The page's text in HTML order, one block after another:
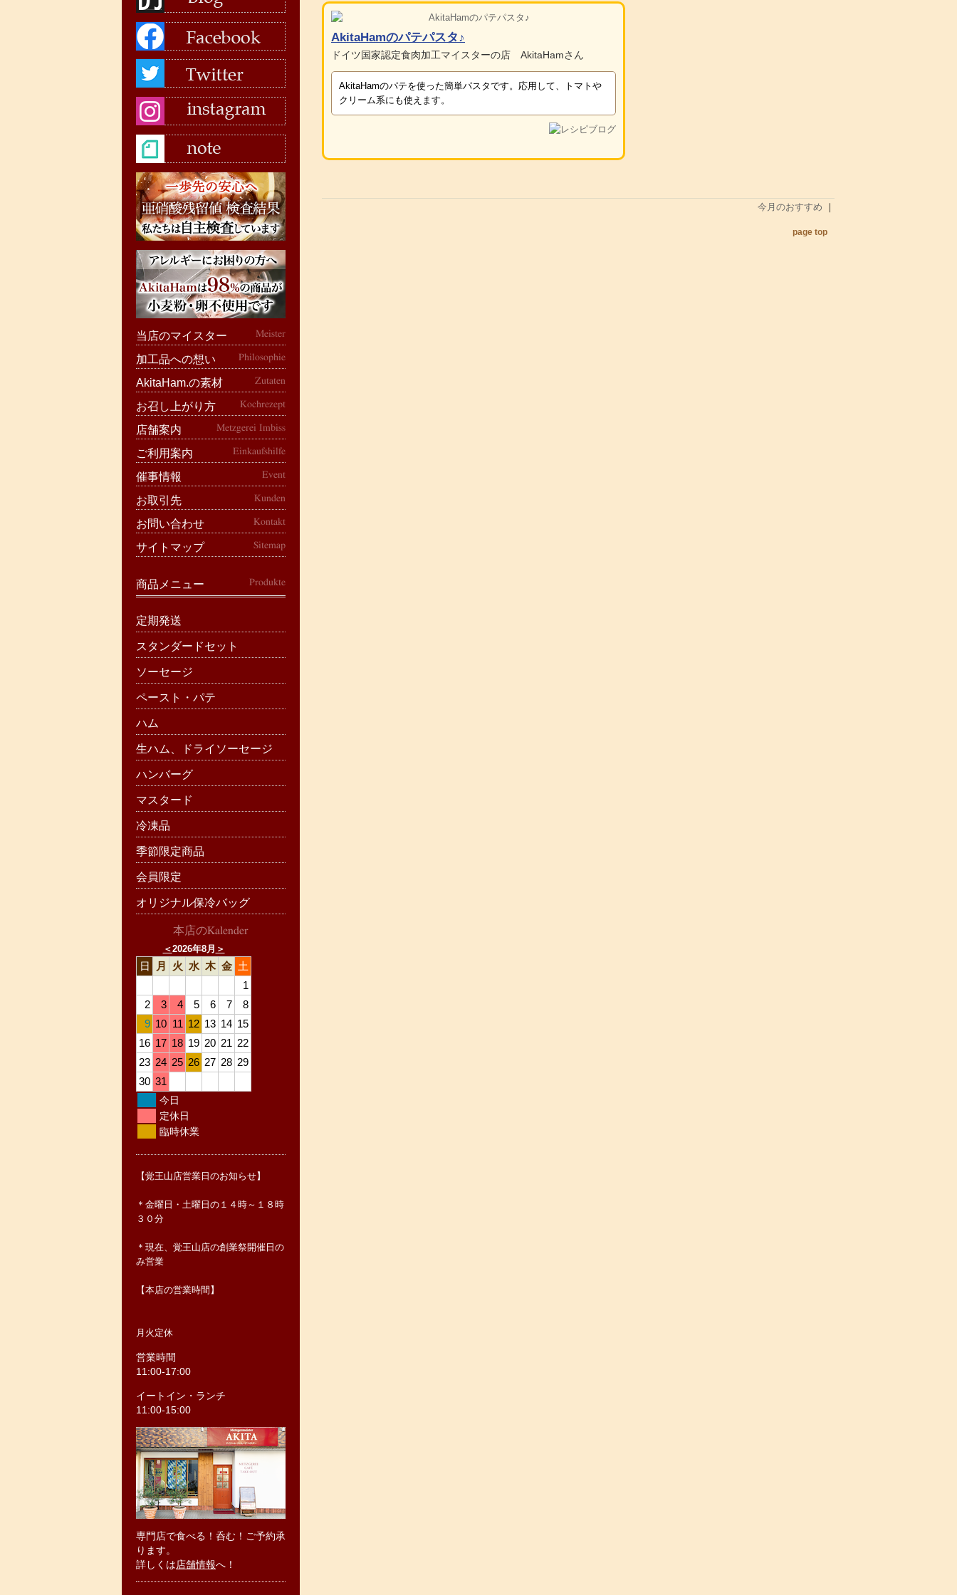
当店のマイスター Meister
加工品への想い Philosophie
AkitaHam.の素材 Zutaten
お召し上がり方 Kochrezept
店舗案内 Metzgerei Imbiss
ご利用案内 Einkaufshilfe
催事情報 Event
お取引先 Kunden
お問い合わせ Kontakt
サイトマップ Sitemap
商品メニュー Produkte
定期発送
スタンダードセット
ソーセージ
ペースト・パテ
ハム
生ハム、ドライソーセージ
ハンバーグ
マスタード
冷凍品
季節限定商品
会員限定
オリジナル保冷バッグ
本店のKalender
＜2026年8月 ＞
日 月 火 水 木 金 土
1
2
3 4 5 6 7
8
9 10 11 12 13 14 15
16 17 18 19 20 21 22
23 24 25 26 27 28 29
30 31
今日
定休日
臨時休業
【覚王山店営業日のお知らせ】
＊金曜日・土曜日の１４時～１８時
３０分
＊現在、覚王山店の創業祭開催日の
み営業
【本店の営業時間】
月火定休
営業時間
11:00-17:00
イートイン・ランチ
11:00-15:00
専門店で食べる！呑む！ご予約承
ります。
詳しくは店舗情報へ！
AkitaHamのパテパスタ♪
ドイツ国家認定食肉加工マイスターの店 AkitaHamさん
AkitaHamのパテを使った簡単パスタです。応用して、トマトや
クリーム系にも使えます。
今月のおすすめ ｜
page top